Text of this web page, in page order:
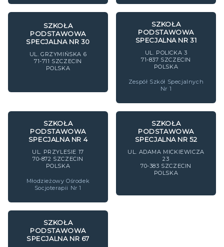
SZKOŁA
PODSTAWOWA
SPECJALNA NR 30
UL. GRZYMIŃSKA 6
71-711 SZCZECIN
POLSKA
SZKOŁA
PODSTAWOWA
SPECJALNA NR 31
UL. POLICKA 3
71-837 SZCZECIN
POLSKA
Zespół Szkół Specjalnych
Nr 1
SZKOŁA
PODSTAWOWA
SPECJALNA NR 4
UL. PRZYLESIE 17
70-872 SZCZECIN
POLSKA
Młodzieżowy Ośrodek
Socjoterapii Nr 1
SZKOŁA
PODSTAWOWA
SPECJALNA NR 52
UL. ADAMA MICKIEWICZA
23
70-383 SZCZECIN
POLSKA
SZKOŁA
PODSTAWOWA
SPECJALNA NR 67